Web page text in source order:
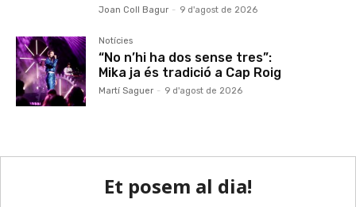
Joan Coll Bagur - 9 d'agost de 2026
Notícies
“No n’hi ha dos sense tres”:
Mika ja és tradició a Cap Roig
Martí Saguer - 9 d'agost de 2026